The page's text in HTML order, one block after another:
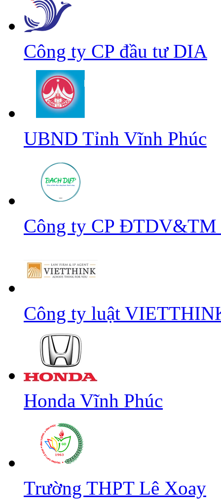
Công ty CP đầu tư DIA
UBND Tỉnh Vĩnh Phúc
Công ty CP ĐTDV&TM
Công ty luật
Honda Vĩnh Phúc
Trường THPT Lê Xoay